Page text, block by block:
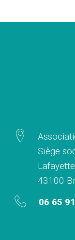
Siège
Lafayette
43100
06 65